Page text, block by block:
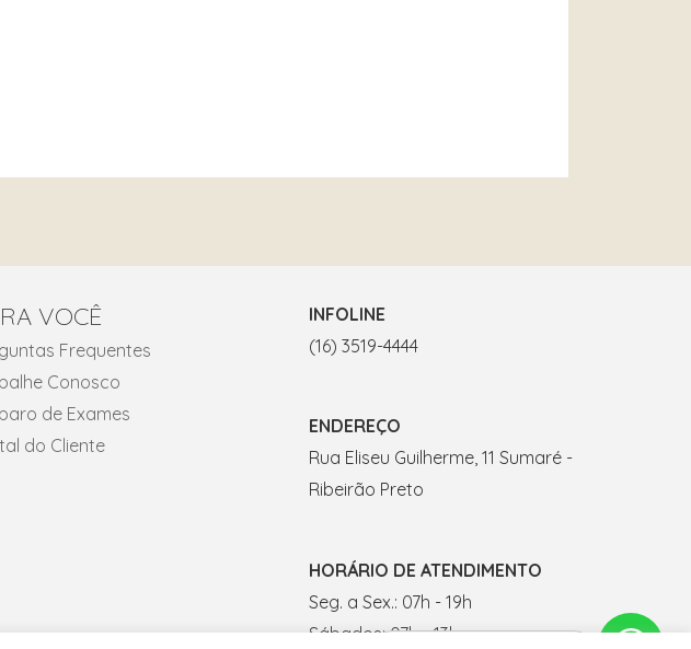
VOCÊ
Frequentes
Conosco
de Exames
do Cliente
INFOLINE
(16) 3519-4444
ENDEREÇO
Rua Eliseu Guilherme, 11 Sumaré -
Ribeirão Preto
HORÁRIO DE ATENDIMENTO
Seg. a Sex.: 07h - 19h
Sábados: 07h - 13h